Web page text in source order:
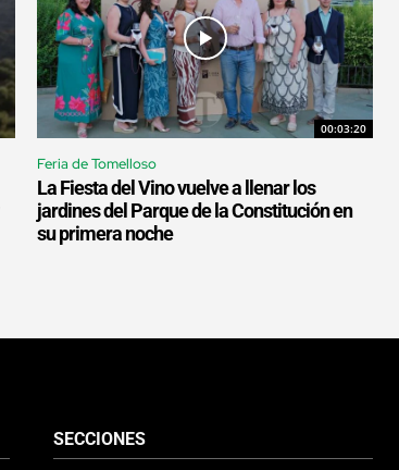
00:03:20
Feria de Tomelloso
La Fiesta del Vino vuelve a llenar los
jardines del Parque de la Constitución en
su primera noche
SECCIONES